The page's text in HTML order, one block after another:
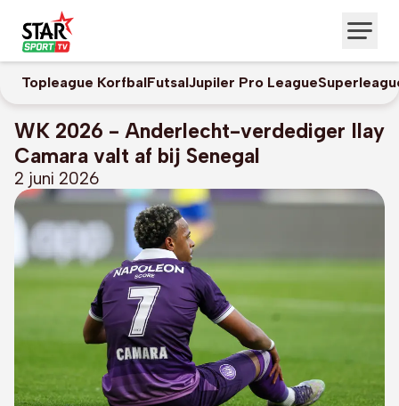
Topleague KorfbalFutsalJupiler Pro League
WK 2026 - Anderlecht-verdediger Ilay
Camara valt af bij Senegal
2 juni 2026